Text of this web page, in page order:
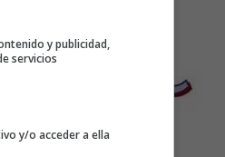
y publicidad,
servicios
y/o acceder a ella